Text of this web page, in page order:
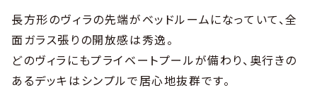
長方形のヴィラの先端がベッドルームになっていて、全
面ガラス張りの開放感は秀逸。
どのヴィラにもプライベートプールが備わり、奥行きの
あるデッキはシンプルで居心地抜群です。